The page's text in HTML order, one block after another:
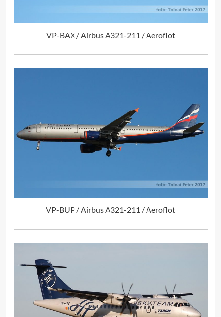
VP-BAX / Airbus A321-211 / Aeroflot
VP-BUP / Airbus A321-211 / Aeroflot